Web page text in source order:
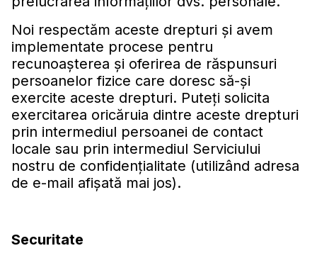
Noi respectăm aceste drepturi şi avem
implementate procese pentru
recunoaşterea şi oferirea de răspunsuri
persoanelor fizice care doresc să-şi
exercite aceste drepturi. Puteţi solicita
exercitarea oricăruia dintre aceste drepturi
prin intermediul persoanei de contact
locale sau prin intermediul Serviciului
nostru de confidenţialitate (utilizând adresa
de e-mail afișată mai jos).
Securitate